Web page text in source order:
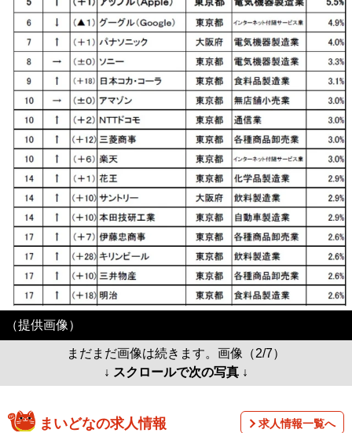
（提供画像）
まだまだ画像は続きます。画像（2/7）
↓ スクロールで次の写真 ↓
まいどなの求人情報 求人情報一覧へ